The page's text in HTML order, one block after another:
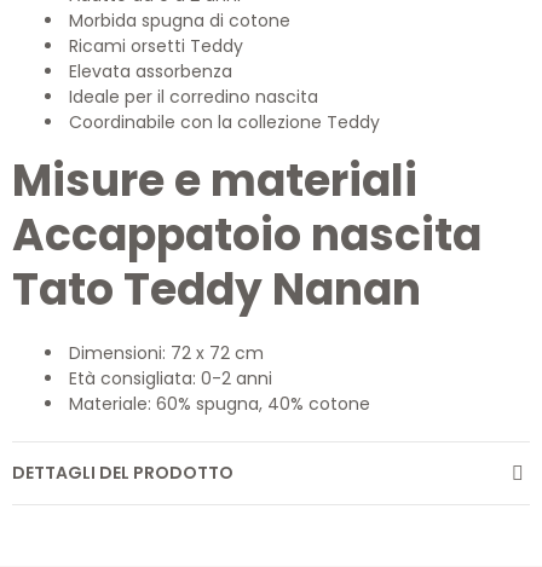
Morbida spugna di cotone
Ricami orsetti Teddy
Elevata assorbenza
Ideale per il corredino nascita
Coordinabile con la collezione Teddy
Misure e materiali
Accappatoio nascita
Tato Teddy Nanan
Dimensioni: 72 x 72 cm
Età consigliata: 0-2 anni
Materiale: 60% spugna, 40% cotone
DETTAGLI DEL PRODOTTO